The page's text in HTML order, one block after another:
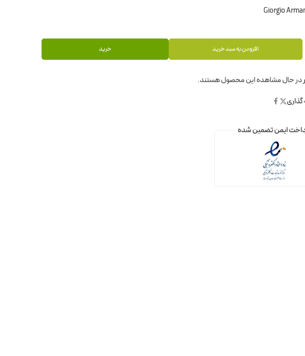
Giorgio
افزودن به سبد خرید خرید
در حال مشاهده این محصول هستند.
ایمن تضمین شده